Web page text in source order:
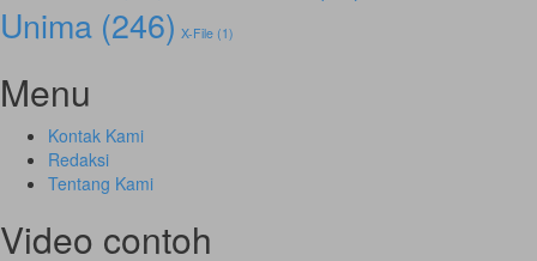
Unima (246) X-File (1)
Menu
Kontak Kami
Redaksi
Tentang Kami
Video contoh